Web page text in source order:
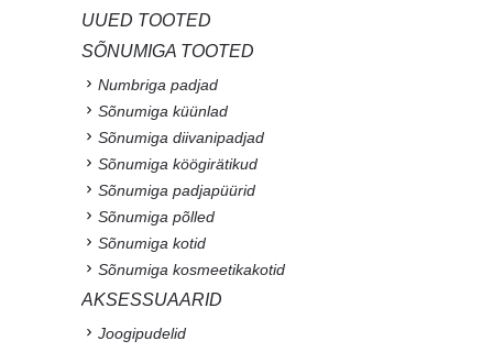
UUED TOOTED
SÕNUMIGA TOOTED
Numbriga padjad
Sõnumiga küünlad
Sõnumiga diivanipadjad
Sõnumiga köögirätikud
Sõnumiga padjapüürid
Sõnumiga põlled
Sõnumiga kotid
Sõnumiga kosmeetikakotid
AKSESSUAARID
Joogipudelid